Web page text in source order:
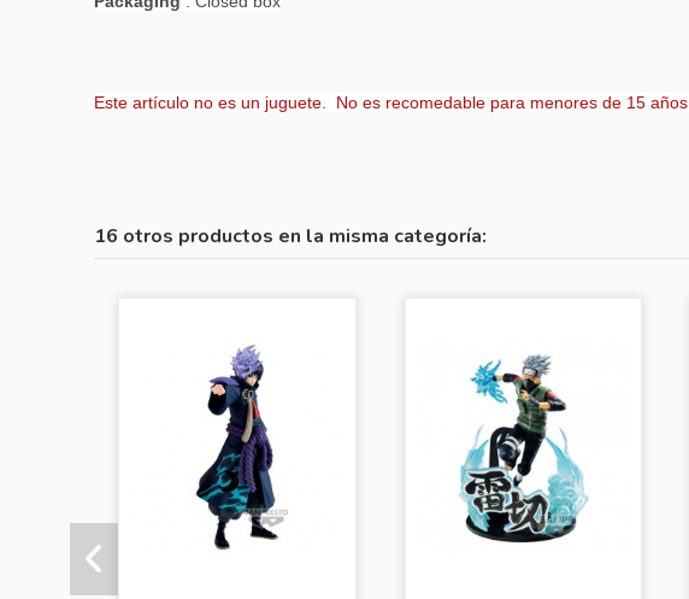
Este artículo no es un juguete. No es recomedable para menores de 15 años.
16 otros productos en la misma categoría: